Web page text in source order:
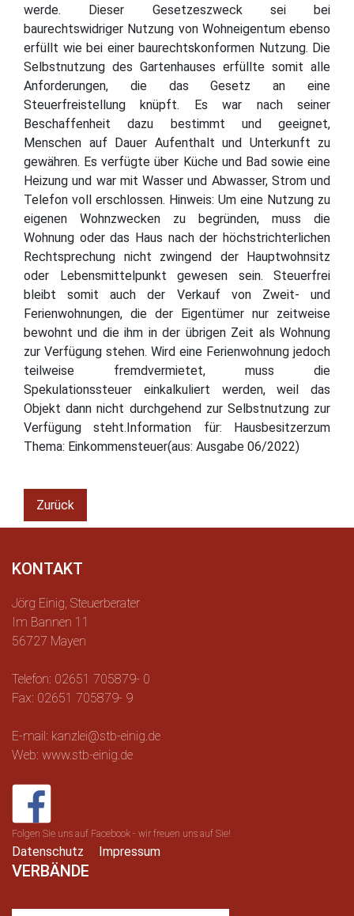
werde. Dieser Gesetzeszweck sei bei
baurechtswidriger Nutzung von Wohneigentum ebenso
erfüllt wie bei einer baurechtskonformen Nutzung. Die
Selbstnutzung des Gartenhauses erfüllte somit alle
Anforderungen, die das Gesetz an eine
Steuerfreistellung knüpft. Es war nach seiner
Beschaffenheit dazu bestimmt und geeignet,
Menschen auf Dauer Aufenthalt und Unterkunft zu
gewähren. Es verfügte über Küche und Bad sowie eine
Heizung und war mit Wasser und Abwasser, Strom und
Telefon voll erschlossen. Hinweis: Um eine Nutzung zu
eigenen Wohnzwecken zu begründen, muss die
Wohnung oder das Haus nach der höchstrichterlichen
Rechtsprechung nicht zwingend der Hauptwohnsitz
oder Lebensmittelpunkt gewesen sein. Steuerfrei
bleibt somit auch der Verkauf von Zweit- und
Ferienwohnungen, die der Eigentümer nur zeitweise
bewohnt und die ihm in der übrigen Zeit als Wohnung
zur Verfügung stehen. Wird eine Ferienwohnung jedoch
teilweise fremdvermietet, muss die
Spekulationssteuer einkalkuliert werden, weil das
Objekt dann nicht durchgehend zur Selbstnutzung zur
Verfügung steht.Information für: Hausbesitzerzum
Thema: Einkommensteuer(aus: Ausgabe 06/2022)
Zurück
KONTAKT
Jörg Einig, Steuerberater
Im Bannen 11
56727 Mayen
Telefon: 02651 705879- 0
Fax: 02651 705879- 9
E-mail: kanzlei@stb-einig.de
Web: www.stb-einig.de
Folgen Sie uns auf Facebook - wir freuen uns auf Sie!
Datenschutz Impressum
VERBÄNDE